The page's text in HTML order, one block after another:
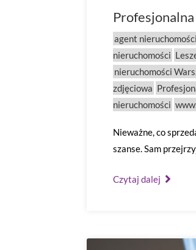
agent nieruchomości
nieruchomości
nieruchomości
zdjęciowa
nieruchomości
Nieważne, co
szanse. Sam
Czytaj dalej